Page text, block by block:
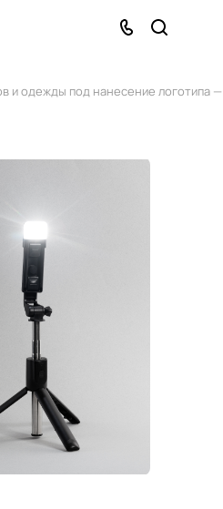
и одежды под нанесение логотипа